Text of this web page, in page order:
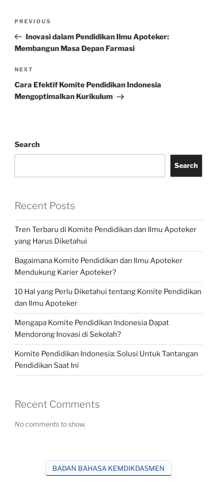
Previous
Post
PREVIOUS
Inovasi dalam Pendidikan Ilmu Apoteker:
Membangun Masa Depan Farmasi
Next
Post
NEXT
Cara Efektif Komite Pendidikan Indonesia
Mengoptimalkan Kurikulum
Search
Search
Recent Posts
Tren Terbaru di Komite Pendidikan dan Ilmu Apoteker
yang Harus Diketahui
Bagaimana Komite Pendidikan dan Ilmu Apoteker
Mendukung Karier Apoteker?
10 Hal yang Perlu Diketahui tentang Komite Pendidikan
dan Ilmu Apoteker
Mengapa Komite Pendidikan Indonesia Dapat
Mendorong Inovasi di Sekolah?
Komite Pendidikan Indonesia: Solusi Untuk Tantangan
Pendidikan Saat Ini
Recent Comments
No comments to show.
BADAN BAHASA KEMDIKDASMEN